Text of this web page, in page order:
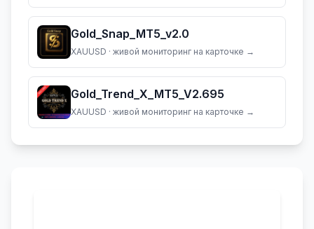
Gold_Snap_MT5_v2.0
XAUUSD · живой мониторинг на карточке →
Gold_Trend_X_MT5_V2.695
XAUUSD · живой мониторинг на карточке →